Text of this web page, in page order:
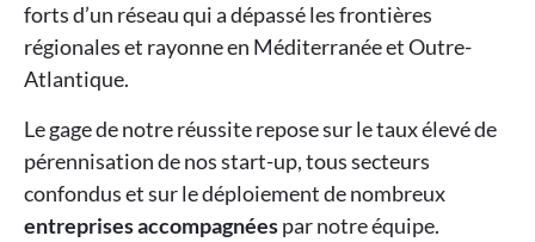
forts d’un réseau qui a dépassé les frontières
régionales et rayonne en Méditerranée et Outre-
Atlantique.
Le gage de notre réussite repose sur le taux élevé de
pérennisation de nos start-up, tous secteurs
confondus et sur le déploiement de nombreux
entreprises accompagnéespar notre équipe.